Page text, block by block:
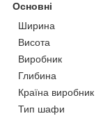
Основні
Ширина
Висота
Виробник
Глибина
Країна виробник
Тип шафи